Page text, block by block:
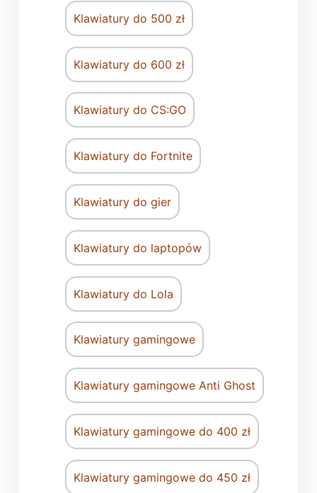
Klawiatury do 500 zł
Klawiatury do 600 zł
Klawiatury do CS:GO
Klawiatury do Fortnite
Klawiatury do gier
Klawiatury do laptopów
Klawiatury do Lola
Klawiatury gamingowe
Klawiatury gamingowe Anti Ghost
Klawiatury gamingowe do 400 zł
Klawiatury gamingowe do 450 zł